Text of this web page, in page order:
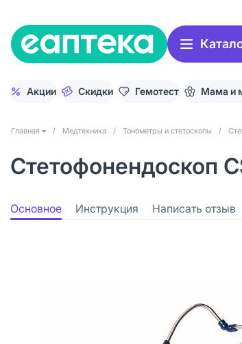
Акции Скидки Гемотест Мама и
Главная / Медтехника / Тонометры и стетоскопы /
Стетофонендоскоп
Основное Инструкция Написать отзыв